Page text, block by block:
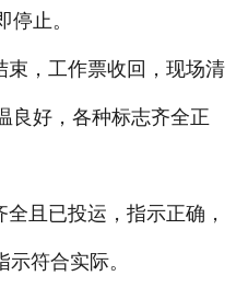
止。
，工作票收回，现场清
良好，各种标志齐全正
且已投运，指示正确，
符合实际。